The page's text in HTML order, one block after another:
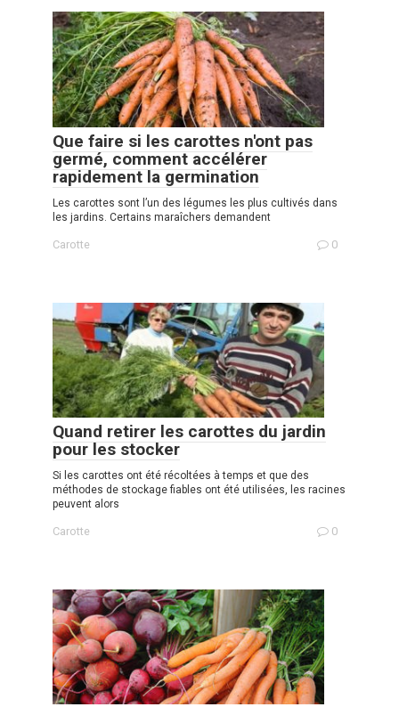
Que faire si les carottes n'ont pas
germé, comment accélérer
rapidement la germination
Les carottes sont l’un des légumes les plus cultivés dans
les jardins. Certains maraîchers demandent
Carotte 0
Quand retirer les carottes du jardin
pour les stocker
Si les carottes ont été récoltées à temps et que des
méthodes de stockage fiables ont été utilisées, les racines
peuvent alors
Carotte 0